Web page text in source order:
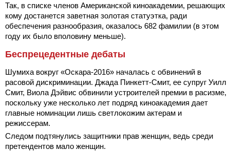
Так, в списке членов Американской киноакадемии, решающих
кому достанется заветная золотая статуэтка, ради
обеспечения разнообразия, оказалось 682 фамилии (в этом
году их было вполовину меньше).
Беспрецедентные дебаты
Шумиха вокруг «Оскара-2016» началась с обвинений в
расовой дискриминации. Джада Пинкетт-Смит, ее супруг Уилл
Смит, Виола Дэйвис обвинили устроителей премии в расизме,
поскольку уже несколько лет подряд киноакадемия дает
главные номинации лишь светлокожим актерам и
режиссерам.
Следом подтянулись защитники прав женщин, ведь среди
претендентов мало женщин.